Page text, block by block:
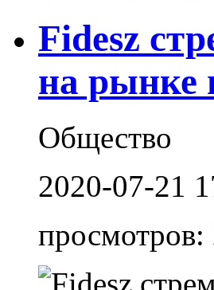
Fidesz
на рынке
Общество
2020-07-21
просмотров: